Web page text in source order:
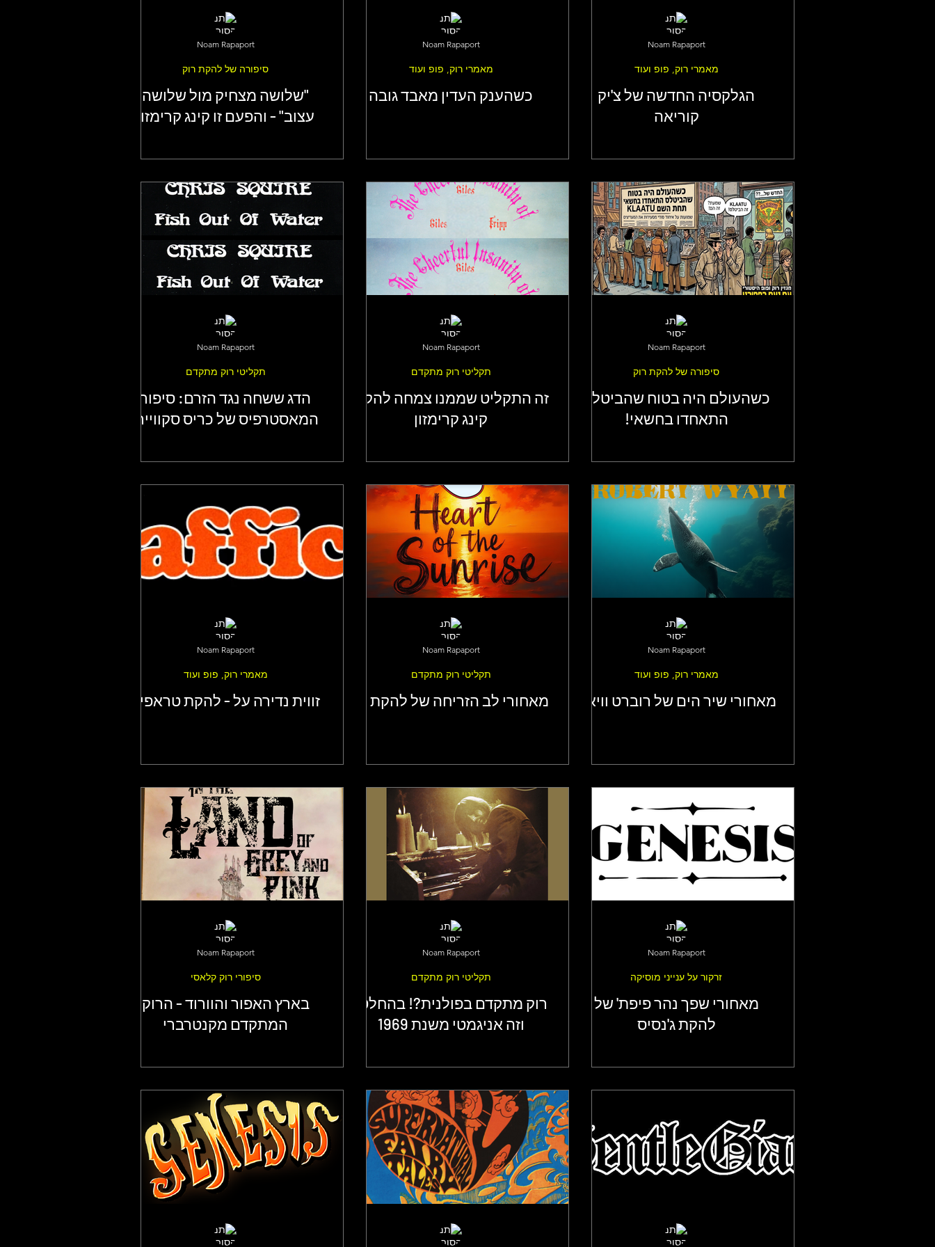
הגלקסיה החדשה של צ'יק
קוריאה
מאמרי רוק, פופ ועוד
Noam Rapaport
כשהענק העדין מאבד גובה
מאמרי רוק, פופ ועוד
Noam Rapaport
"שלושה מצחיק מול שלושה
עצוב" - והפעם זו קינג קרימזון
סיפורה של להקת רוק
Noam Rapaport
כשהעולם היה בטוח שהביטלס
התאחדו בחשאי!
סיפורה של להקת רוק
Noam Rapaport
זה התקליט שממנו צמחה להקת
קינג קרימזון
תקליטי רוק מתקדם
Noam Rapaport
הדג ששחה נגד הזרם: סיפור
המאסטרפיס של כריס סקווייר.
תקליטי רוק מתקדם
Noam Rapaport
מאחורי שיר הים של רוברט וויאט
מאמרי רוק, פופ ועוד
Noam Rapaport
מאחורי לב הזריחה של להקת יס
תקליטי רוק מתקדם
Noam Rapaport
זווית נדירה על - להקת טראפיק
מאמרי רוק, פופ ועוד
Noam Rapaport
מאחורי שפך נהר פיפת' של
להקת ג'נסיס
זרקור על ענייני מוסיקה
Noam Rapaport
רוק מתקדם בפולנית?! בהחלט!
וזה אניגמטי משנת 1969
תקליטי רוק מתקדם
Noam Rapaport
בארץ האפור והוורוד - הרוק
המתקדם מקנטרברי
סיפורי רוק קלאסי
Noam Rapaport